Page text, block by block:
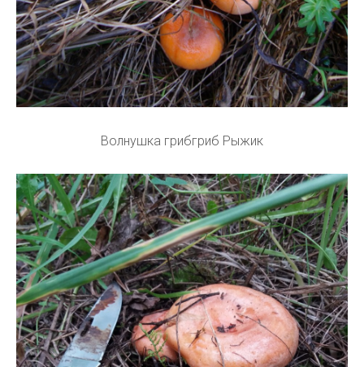
Волнушка грибгриб Рыжик